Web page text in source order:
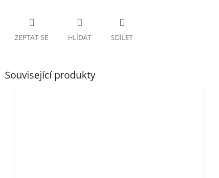
ZEPTAT SE HLÍDAT SDÍLET
Související produkty